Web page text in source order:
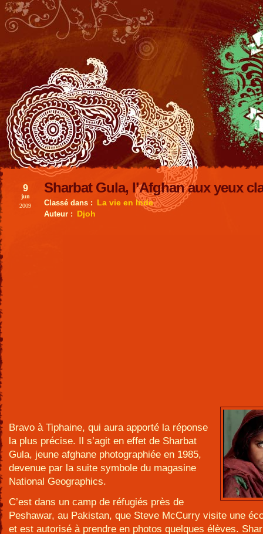
Sharbat Gula, l’Afghan aux yeux
9
jun
2009
Classé dans : La vie en Inde
Auteur : Djoh
Bravo à Tiphaine, qui aura apporté la réponse
la plus précise. Il s’agit en effet de Sharbat
Gula, jeune afghane photographiée en 1985,
devenue par la suite symbole du magasine
National Geographics.
C’est dans un camp de réfugiés près de
Peshawar, au Pakistan, que Steve McCurry visite une
et est autorisé à prendre en photos quelques élèves.